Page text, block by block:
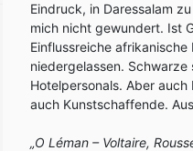
Eindruck, in Daressalam
mich nicht gewundert. Ist
Einflussreiche
niedergelassen.
Hotelpersonals. Aber
auch Kunstschaffende.
„O Léman – Voltaire,